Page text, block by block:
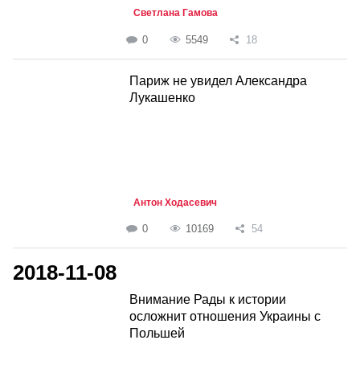
Светлана Гамова
0 5549 18
Париж не увидел Александра
Лукашенко
Антон Ходасевич
0 10169 54
2018-11-08
Внимание Рады к истории
осложнит отношения Украины с
Польшей